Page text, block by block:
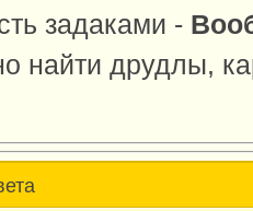
задаками -
найти друдлы,